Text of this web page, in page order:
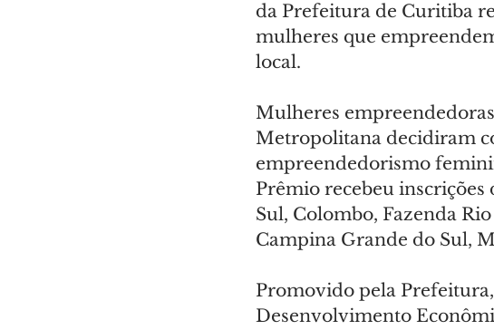
da Prefeitura de Curitiba
mulheres que
local.
Mulheres
Metropolitana decidiram
empreendedorismo
Prêmio recebeu inscrições
Sul, Colombo, Fazenda
Campina Grande do Sul,
Promovido pela
Desenvolvimento